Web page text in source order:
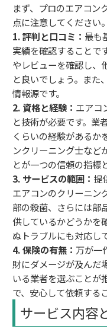
まず、プロのエアコン
点に注意してください。
1. 評判と口コミ： 最も
実績を確認することで
やレビューを確認し、
と良いでしょう。また
情報源です。
2. 資格と経験： エアコ
と技術が必要です。業
くらいの経験があるか
ンクリーニング士など
とが一つの信頼の指標
3. サービスの範囲： 提
エアコンのクリーニン
部の殺菌、さらには部
供しているかどうかを
ぬトラブルにも対応し
4. 保険の有無： 万が一
財にダメージが及んだ
いる業者を選ぶことが
で、安心して依頼する
サービス内容